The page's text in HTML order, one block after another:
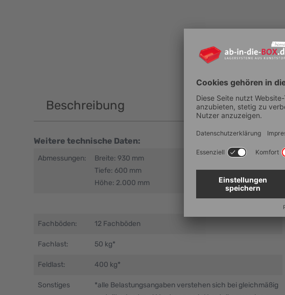
Beschreibung
Weitere technische Daten:
Abmessungen:
Breite: 930 mm
Tiefe: 600 mm
Höhe: 2.000 mm
Fachböden: 12 Fachböden
Fachlast: 50 kg*
Feldlast: 400 kg*
Sonstiges
*alle Belastungsangaben verstehen sich bei gleichmäßig